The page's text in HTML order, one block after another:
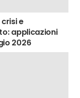
e
applicazioni
2026